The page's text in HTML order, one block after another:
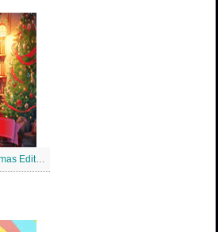
Mahjong at Home: Christmas Edition